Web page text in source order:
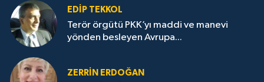
EDIP TEKKOL
Terör örgütü PKK’yı maddi ve manevi
yönden besleyen Avrupa...
ZERRIN ERDOĞAN